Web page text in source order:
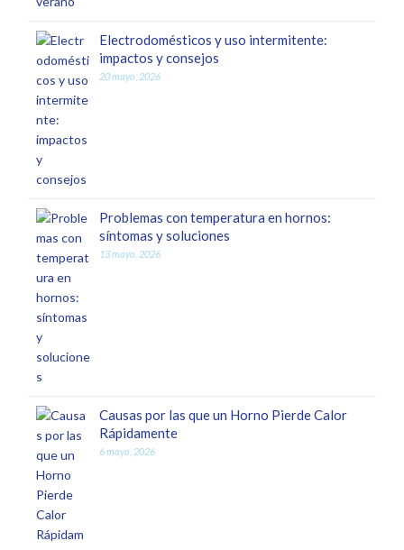
Electrodomésticos y uso intermitente:
impactos y consejos
20 mayo, 2026
Problemas con temperatura en hornos:
síntomas y soluciones
13 mayo, 2026
Causas por las que un Horno Pierde Calor
Rápidamente
6 mayo, 2026